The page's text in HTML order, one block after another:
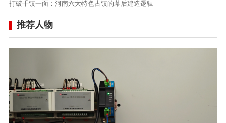
打破千镇一面：河南六大特色古镇的幕后建造逻辑
推荐人物